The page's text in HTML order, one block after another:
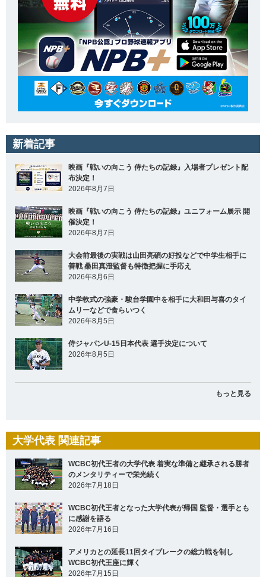
新着記事
映画『戦いの向こう 侍たちの記録』入場者プレゼント配
布決定！
2026年8月7日
映画『戦いの向こう 侍たちの記録』ユニフォーム展示 開
催決定！
2026年8月7日
大会前最後の実戦は山田亮碩の好投などで中学生相手に
善戦 桑田真澄監督も特徴把握に手応え
2026年8月6日
中学軟式の強豪・駿台学園中を相手に大和田与喜のタイ
ムリーなどで食らいつく
2026年8月5日
侍ジャパンU-15日本代表 選手決定について
2026年8月5日
もっと見る
大学代表 関連記事
WCBC初代王者の大学代表 着実な準備と継承される勝者
のメンタリティーで栄光続く
2026年7月18日
WCBC初代王者となった大学代表が帰国 監督・選手とも
に感謝を語る
2026年7月16日
アメリカとの延長11回タイブレークの総力戦を制し
WCBC初代王座に輝く
2026年7月15日